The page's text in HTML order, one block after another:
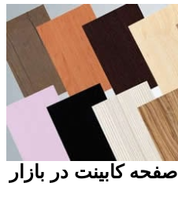
کابینت در بازار